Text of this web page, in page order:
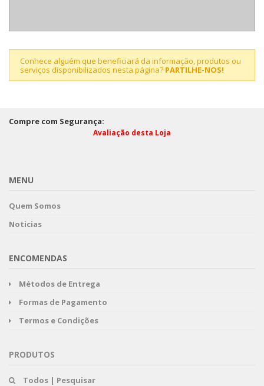
Conhece alguém que beneficiará da informação, produtos ou
serviços disponibilizados nesta página? PARTILHE-NOS!
Compre com Segurança:
Avaliação desta Loja
MENU
Quem Somos
Noticias
ENCOMENDAS
Métodos de Entrega
Formas de Pagamento
Termos e Condições
PRODUTOS
Todos | Pesquisar